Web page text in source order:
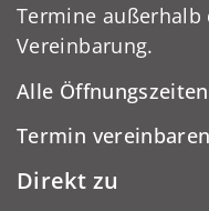
Termine außerhalb
Vereinbarung.
Alle Öffnungszeiten
Termin vereinbaren
Direkt zu